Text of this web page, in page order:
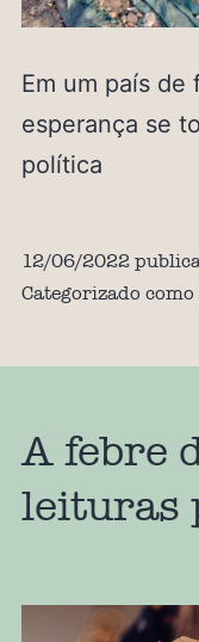
Em um país de
esperança se
política
12/06/2022
Categorizado como
A febre
leituras